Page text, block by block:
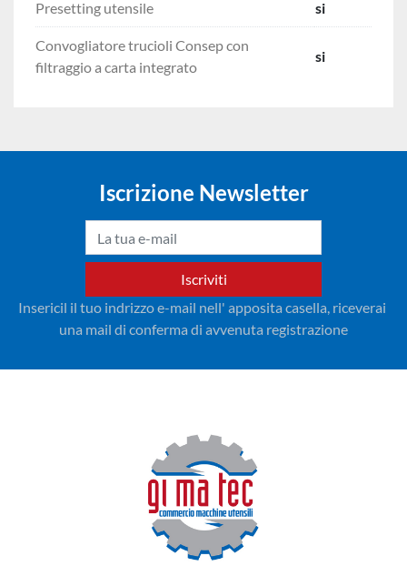
Presetting utensile si
Convogliatore trucioli Consep con
filtraggio a carta integrato
si
Iscrizione Newsletter
Iscriviti
Insericil il tuo indrizzo e-mail nell' apposita casella, riceverai
una mail di conferma di avvenuta registrazione